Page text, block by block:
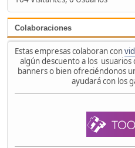
Colaboraciones
Estas empresas colaboran con
algún descuento a los
banners o bien ofreciéndonos
ayudará con los